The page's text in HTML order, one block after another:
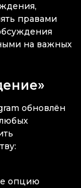
правами
на важных
обновлён
опцию